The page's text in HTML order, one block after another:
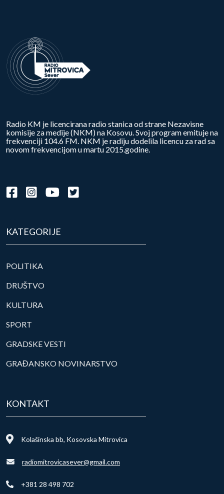
Radio KM je licencirana radio stanica od strane Nezavisne
komisije za medije (NKM) na Kosovu. Svoj program emituje na
frekvenciji 104.6 FM. NKM je radiju dodelila licencu za rad sa
novom frekvencijom u martu 2015.godine.
KATEGORIJE
POLITIKA
DRUŠTVO
KULTURA
SPORT
GRADSKE VESTI
GRAĐANSKO NOVINARSTVO
KONTAKT
Kolašinska bb, Kosovska Mitrovica
radiomitrovicasever@gmail.com
+381 28 498 702